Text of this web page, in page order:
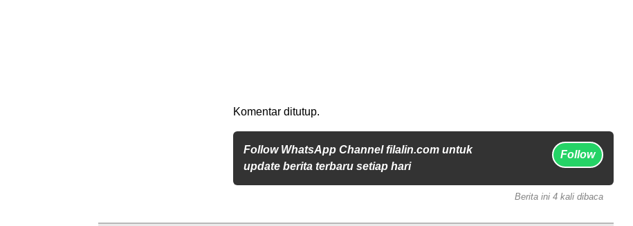
Komentar ditutup.
Follow WhatsApp Channel filalin.com untuk
update berita terbaru setiap hari
Follow
Berita ini 4 kali dibaca